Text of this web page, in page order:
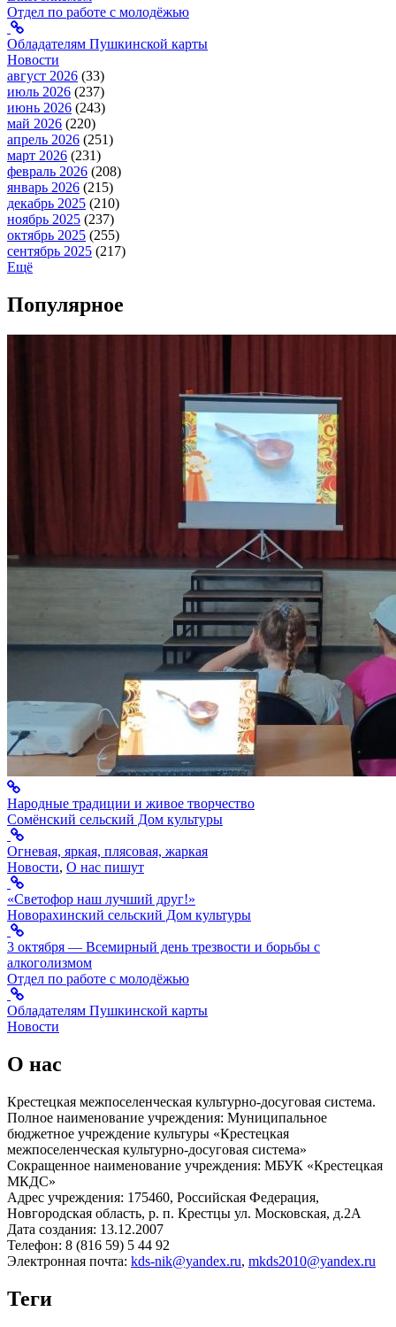
Отдел по работе с молодёжью
Обладателям Пушкинской карты
Новости
август 2026 (33)
июль 2026 (237)
июнь 2026 (243)
май 2026 (220)
апрель 2026 (251)
март 2026 (231)
февраль 2026 (208)
январь 2026 (215)
декабрь 2025 (210)
ноябрь 2025 (237)
октябрь 2025 (255)
сентябрь 2025 (217)
Ещё
Популярное
Народные традиции и живое творчество
Сомёнский сельский Дом культуры
Огневая, яркая, плясовая, жаркая
Новости, О нас пишут
«Светофор наш лучший друг!»
Новорахинский сельский Дом культуры
3 октября — Всемирный день трезвости и борьбы с
алкоголизмом
Отдел по работе с молодёжью
Обладателям Пушкинской карты
Новости
О нас
Крестецкая межпоселенческая культурно-досуговая система.
Полное наименование учреждения: Муниципальное
бюджетное учреждение культуры «Крестецкая
межпоселенческая культурно-досуговая система»
Сокращенное наименование учреждения: МБУК «Крестецкая
МКДС»
Адрес учреждения: 175460, Российская Федерация,
Новгородская область, р. п. Крестцы ул. Московская, д.2А
Дата создания: 13.12.2007
Телефон: 8 (816 59) 5 44 92
Электронная почта: kds-nik@yandex.ru, mkds2010@yandex.ru
Теги